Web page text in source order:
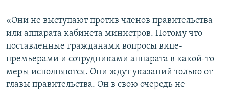
«Они не выступают против членов правительства
или аппарата кабинета министров. Потому что
поставленные гражданами вопросы вице-
премьерами и сотрудниками аппарата в какой-то
меры исполняются. Они ждут указаний только от
главы правительства. Он в свою очередь не